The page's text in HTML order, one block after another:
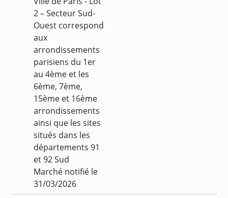
2 – Secteur Sud-
Ouest correspond
aux
arrondissements
parisiens du 1er
au 4ème et les
6ème, 7ème,
15ème et 16ème
arrondissements
ainsi que les sites
situés dans les
départements 91
et 92 Sud
Marché notifié le
31/03/2026